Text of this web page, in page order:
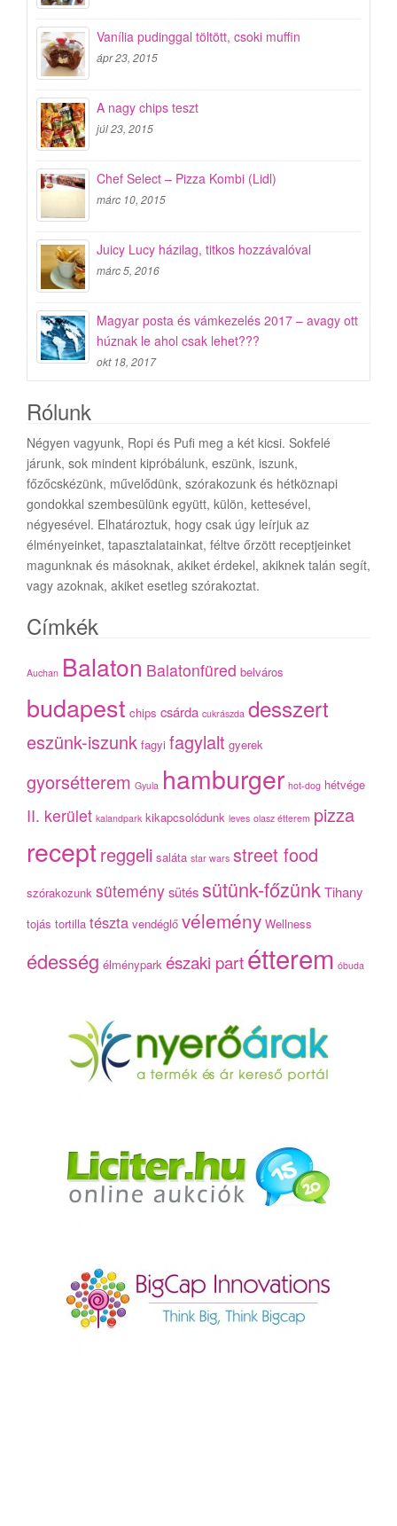
Vanília pudinggal töltött, csoki muffin
ápr 23, 2015
A nagy chips teszt
júl 23, 2015
Chef Select – Pizza Kombi (Lidl)
márc 10, 2015
Juicy Lucy házilag, titkos hozzávalóval
márc 5, 2016
Magyar posta és vámkezelés 2017 – avagy ott
húznak le ahol csak lehet???
okt 18, 2017
Rólunk
Négyen vagyunk, Ropi és Pufi meg a két kicsi. Sokfelé
járunk, sok mindent kipróbálunk, eszünk, iszunk,
főzőcskézünk, művelődünk, szórakozunk és hétköznapi
gondokkal szembesülünk együtt, külön, kettesével,
négyesével. Elhatároztuk, hogy csak úgy leírjuk az
élményeinket, tapasztalatainkat, féltve őrzött receptjeinket
magunknak és másoknak, akiket érdekel, akiknek talán segít,
vagy azoknak, akiket esetleg szórakoztat.
Címkék
Auchan Balaton Balatonfüred belváros
budapest chips csárda cukrászda desszert
eszünk-iszunk fagyi fagylalt gyerek
gyorsétterem Gyula hamburger hot-dog hétvége
II. kerület kalandpark kikapcsolódunk leves olasz étterem pizza
receptreggeli saláta star wars street food
szórakozunk süteménysütéssütünk-főzünkTihany
tojás tortilla tészta vendéglő vélemény Wellness
édesség élménypark északi partétterem óbuda